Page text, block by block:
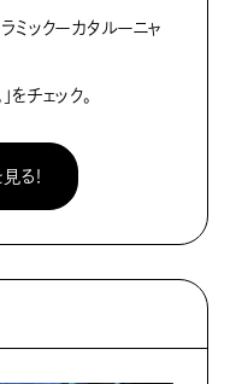
ミックーカタルーニャ
をチェック。
る！